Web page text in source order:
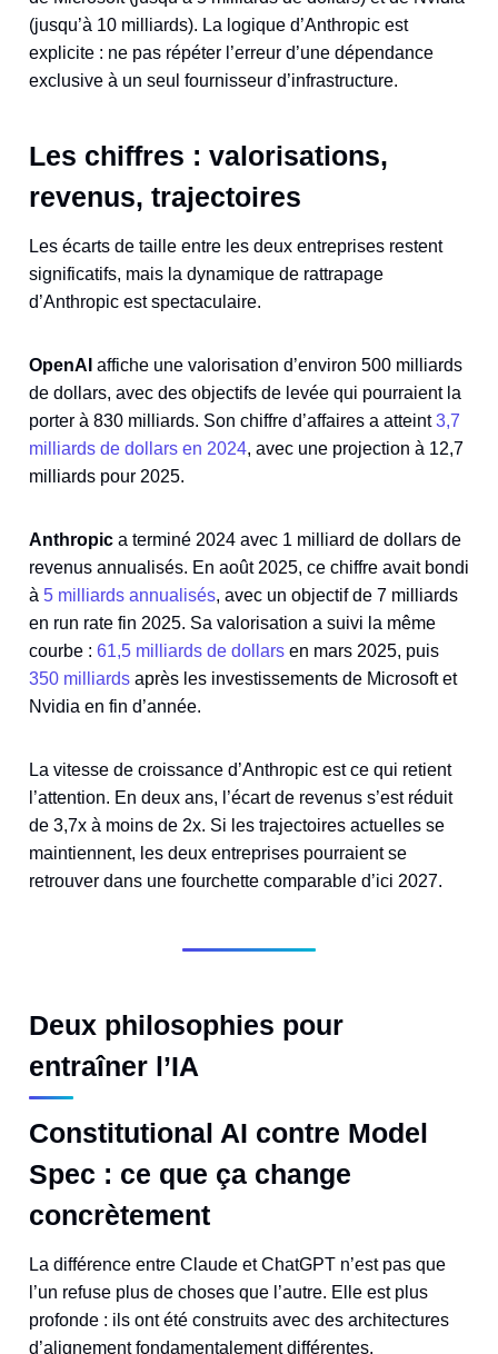
(jusqu’à 10 milliards). La logique d’Anthropic est
explicite : ne pas répéter l’erreur d’une dépendance
exclusive à un seul fournisseur d’infrastructure.
Les chiffres : valorisations,
revenus, trajectoires
Les écarts de taille entre les deux entreprises restent
significatifs, mais la dynamique de rattrapage
d’Anthropic est spectaculaire.
OpenAI affiche une valorisation d’environ 500 milliards
de dollars, avec des objectifs de levée qui pourraient la
porter à 830 milliards. Son chiffre d’affaires a atteint3,7
milliards de dollars en 2024, avec une projection à 12,7
milliards pour 2025.
Anthropic a terminé 2024 avec 1 milliard de dollars de
revenus annualisés. En août 2025, ce chiffre avait bondi
à 5 milliards annualisés, avec un objectif de 7 milliards
en run rate fin 2025. Sa valorisation a suivi la même
courbe : 61,5 milliards de dollars en mars 2025, puis
350 milliards après les investissements de Microsoft et
Nvidia en fin d’année.
La vitesse de croissance d’Anthropic est ce qui retient
l’attention. En deux ans, l’écart de revenus s’est réduit
de 3,7x à moins de 2x. Si les trajectoires actuelles se
maintiennent, les deux entreprises pourraient se
retrouver dans une fourchette comparable d’ici 2027.
Deux philosophies pour
entraîner l’IA
Constitutional AI contre Model
Spec : ce que ça change
concrètement
La différence entre Claude et ChatGPT n’est pas que
l’un refuse plus de choses que l’autre. Elle est plus
profonde : ils ont été construits avec des architectures
d’alignement fondamentalement différentes.